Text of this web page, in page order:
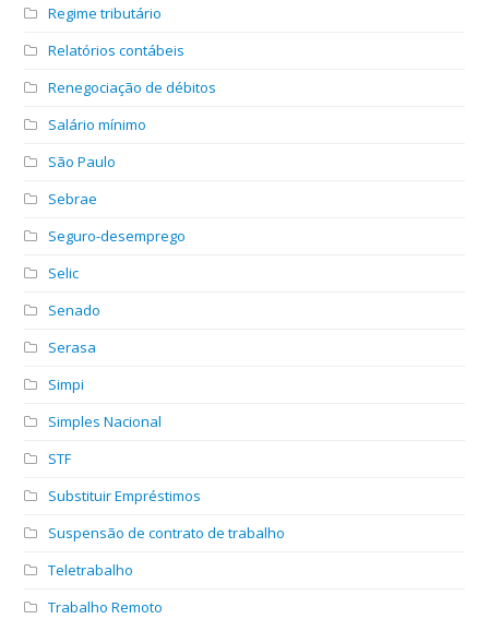
Regime tributário
Relatórios contábeis
Renegociação de débitos
Salário mínimo
São Paulo
Sebrae
Seguro-desemprego
Selic
Senado
Serasa
Simpi
Simples Nacional
STF
Substituir Empréstimos
Suspensão de contrato de trabalho
Teletrabalho
Trabalho Remoto